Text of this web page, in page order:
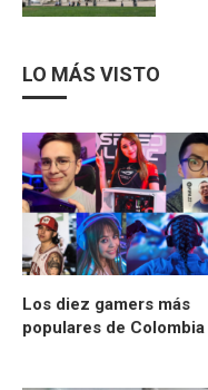
LO MÁS VISTO
Los diez gamers más
populares de Colombia